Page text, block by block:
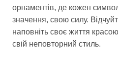
орнаментів, де кожен
значення, свою силу.
наповніть своє життя
свій неповторний стиль.